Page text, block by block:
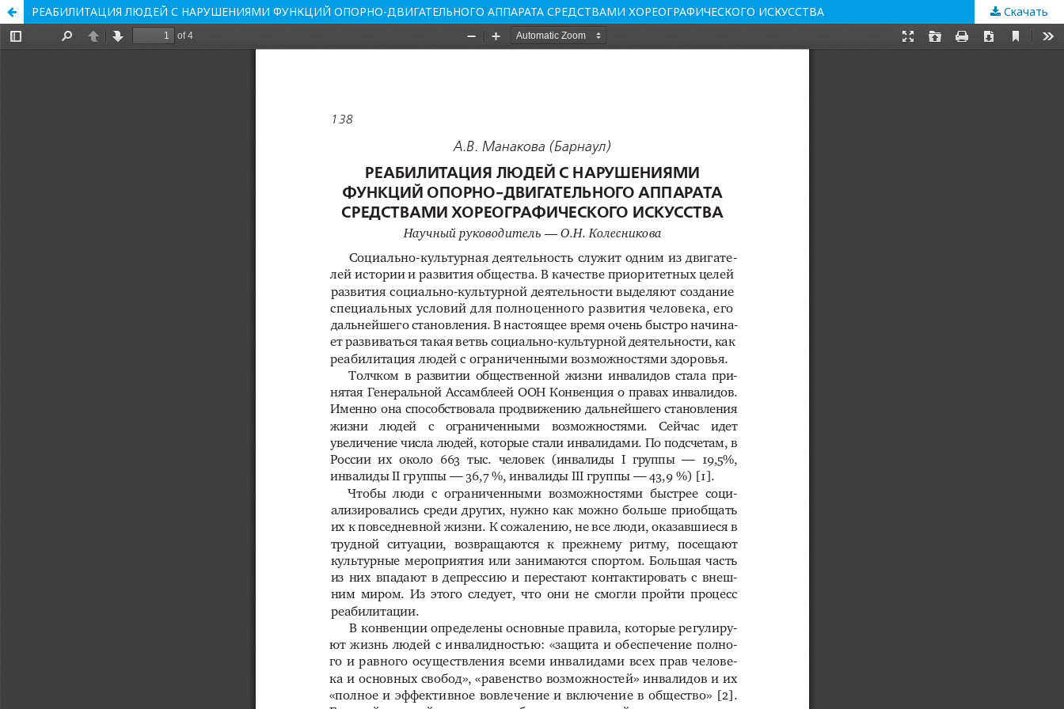
РЕАБИЛИТАЦИЯ ЛЮДЕЙ С НАРУШЕНИЯМИ ФУНКЦИЙ ОПОРНО-ДВИГАТЕЛЬНОГО АППАРАТА СРЕДСТВАМИ ХОРЕОГРАФИЧЕСКОГО ИСКУССТВА Скачать